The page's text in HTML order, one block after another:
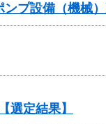
プ設備（機械
選定結果】